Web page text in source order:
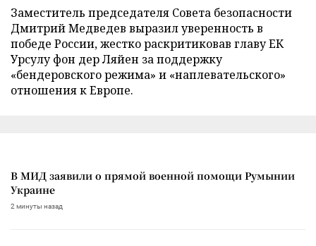
Заместитель председателя Совета безопасности
Дмитрий Медведев выразил уверенность в
победе России, жестко раскритиковав главу ЕК
Урсулу фон дер Ляйен за поддержку
«бендеровского режима» и «наплевательского»
отношения к Европе.
В МИД заявили о прямой военной помощи Румынии
Украине
2 минуты назад